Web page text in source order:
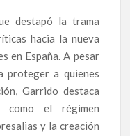
destapó la trama
hacia la nueva
en España. A pesar
proteger a quienes
Garrido destaca
como el régimen
y la creación